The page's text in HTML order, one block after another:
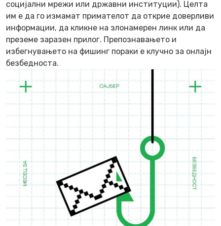
социјални мрежи или државни институции). Целта
им е да го измамат примателот да открие доверливи
информации, да кликне на злонамерен линк или да
преземе заразен прилог. Препознавањето и
избегнувањето на фишинг пораки е клучно за онлајн
безбедноста.